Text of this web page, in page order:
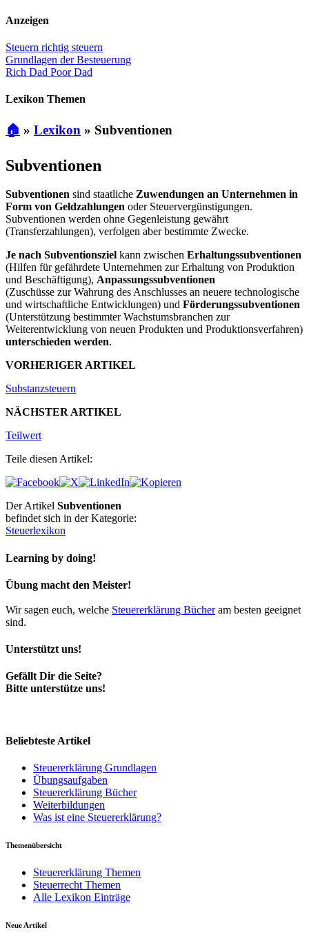
Anzeigen
Steuern richtig steuern
Grundlagen der Besteuerung
Rich Dad Poor Dad
Lexikon Themen
🏠 » Lexikon » Subventionen
Subventionen
Subventionen sind staatliche Zuwendungen an Unternehmen in
Form von Geldzahlungen oder Steuervergünstigungen.
Subventionen werden ohne Gegenleistung gewährt
(Transferzahlungen), verfolgen aber bestimmte Zwecke.
Je nach Subventionsziel kann zwischen Erhaltungssubventionen
(Hilfen für gefährdete Unternehmen zur Erhaltung von Produktion
und Beschäftigung), Anpassungssubventionen
(Zuschüsse zur Wahrung des Anschlusses an neuere technologische
und wirtschaftliche Entwicklungen) und Förderungssubventionen
(Unterstützung bestimmter Wachstumsbranchen zur
Weiterentwicklung von neuen Produkten und Produktionsverfahren)
unterschieden werden.
VORHERIGER ARTIKEL
Substanzsteuern
NÄCHSTER ARTIKEL
Teilwert
Teile diesen Artikel:
Der Artikel Subventionen
befindet sich in der Kategorie:
Steuerlexikon
Learning by doing!
Übung macht den Meister!
Wir sagen euch, welche Steuererklärung Bücheram besten geeignet
sind.
Unterstützt uns!
Gefällt Dir die Seite?
Bitte unterstütze uns!
Beliebteste Artikel
Steuererklärung Grundlagen
Übungsaufgaben
Steuererklärung Bücher
Weiterbildungen
Was ist eine Steuererklärung?
Themenübersicht
Steuererklärung Themen
Steuerrecht Themen
Alle Lexikon Einträge
Neue Artikel